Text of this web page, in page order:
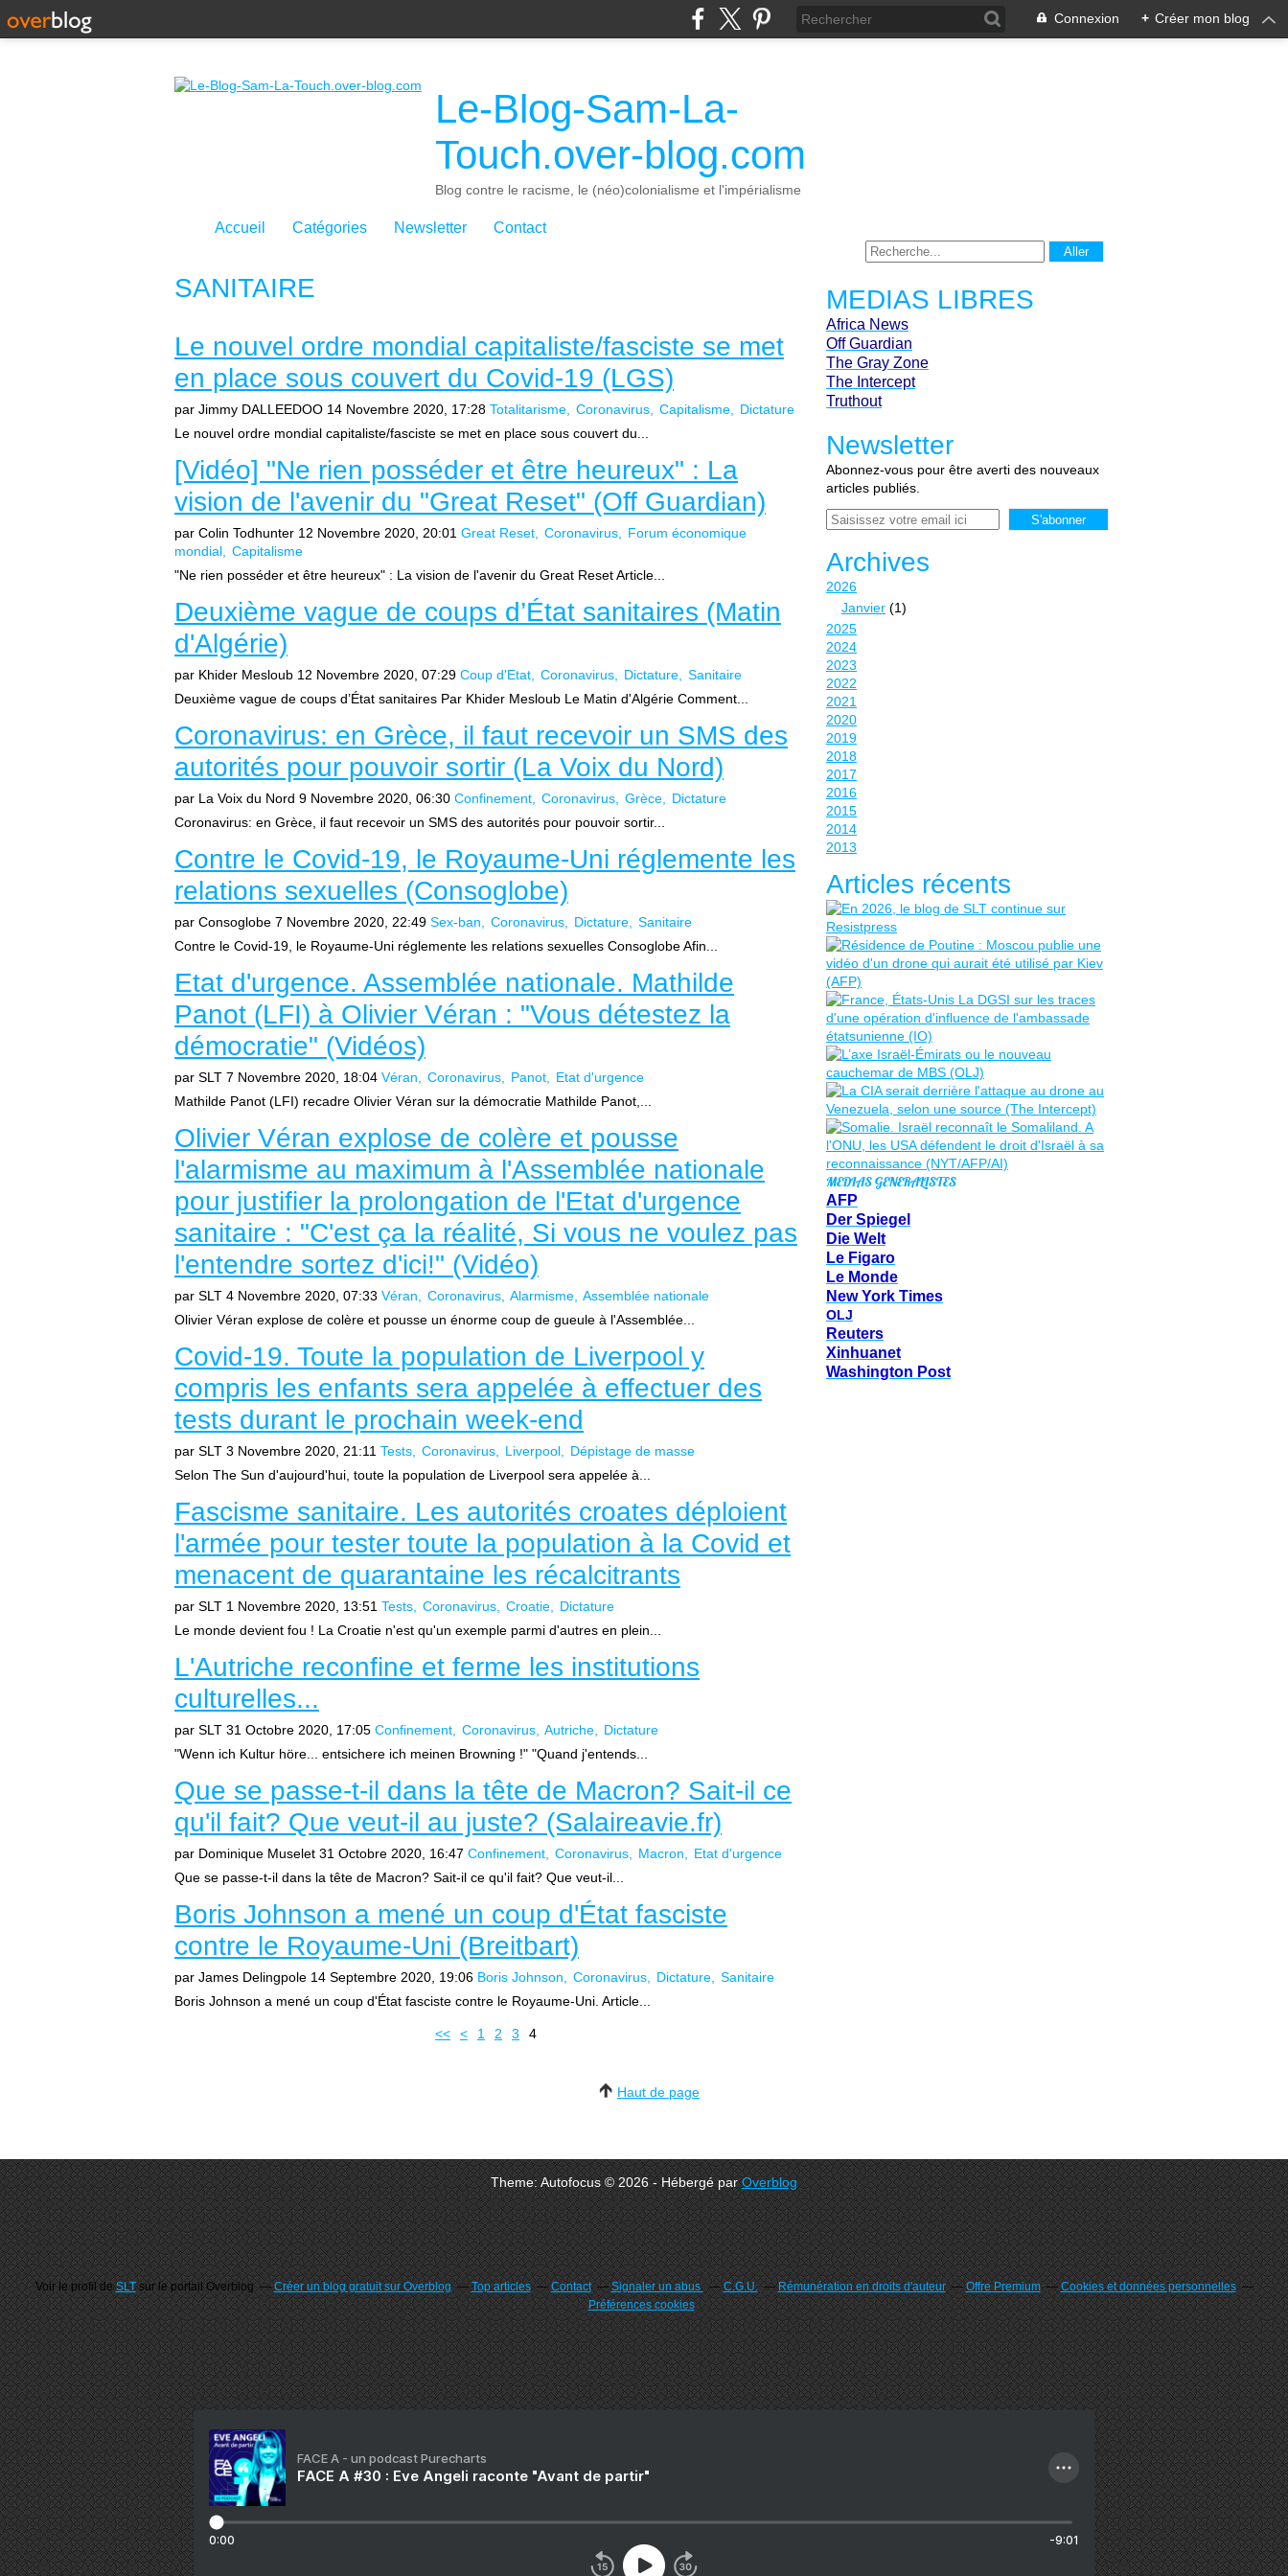
Connexion + Créer mon blog
Le-Blog-Sam-La-
Touch.over-blog.com
Blog contre le racisme, le (néo)colonialisme et l'impérialisme
Accueil Catégories Newsletter Contact
SANITAIRE
Le nouvel ordre mondial capitaliste/fasciste se met
en place sous couvert du Covid-19 (LGS)
par Jimmy DALLEEDOO 14 Novembre 2020, 17:28 Totalitarisme Coronavirus Capitalisme
Dictature
Le nouvel ordre mondial capitaliste/fasciste se met en place sous couvert du...
[Vidéo] "Ne rien posséder et être heureux" : La
vision de l'avenir du "Great Reset" (Off Guardian)
par Colin Todhunter 12 Novembre 2020, 20:01 Great Reset Coronavirus
Forum économique
mondial
Capitalisme
"Ne rien posséder et être heureux" : La vision de l'avenir du Great Reset Article...
Deuxième vague de coups d’État sanitaires (Matin
d'Algérie)
par Khider Mesloub 12 Novembre 2020, 07:29 Coup d'Etat Coronavirus Dictature
Sanitaire
Deuxième vague de coups d’État sanitaires Par Khider Mesloub Le Matin d'Algérie Comment...
Coronavirus: en Grèce, il faut recevoir un SMS des
autorités pour pouvoir sortir (La Voix du Nord)
par La Voix du Nord 9 Novembre 2020, 06:30 Confinement Coronavirus Grèce
Dictature
Coronavirus: en Grèce, il faut recevoir un SMS des autorités pour pouvoir sortir...
Contre le Covid-19, le Royaume-Uni réglemente les
relations sexuelles (Consoglobe)
par Consoglobe 7 Novembre 2020, 22:49 Sex-ban Coronavirus Dictature
Sanitaire
Contre le Covid-19, le Royaume-Uni réglemente les relations sexuelles Consoglobe Afin...
Etat d'urgence. Assemblée nationale. Mathilde
Panot (LFI) à Olivier Véran : "Vous détestez la
démocratie" (Vidéos)
par SLT 7 Novembre 2020, 18:04 Véran Coronavirus Panot
Etat d'urgence
Mathilde Panot (LFI) recadre Olivier Véran sur la démocratie Mathilde Panot,...
Olivier Véran explose de colère et pousse
l'alarmisme au maximum à l'Assemblée nationale
pour justifier la prolongation de l'Etat d'urgence
sanitaire : "C'est ça la réalité, Si vous ne voulez pas
l'entendre sortez d'ici!" (Vidéo)
par SLT 4 Novembre 2020, 07:33 Véran Coronavirus Alarmisme Assemblée nationale
Olivier Véran explose de colère et pousse un énorme coup de gueule à l'Assemblée...
Covid-19. Toute la population de Liverpool y
compris les enfants sera appelée à effectuer des
tests durant le prochain week-end
par SLT 3 Novembre 2020, 21:11 Tests Coronavirus Liverpool
Dépistage de masse
Selon The Sun d'aujourd'hui, toute la population de Liverpool sera appelée à...
Fascisme sanitaire. Les autorités croates déploient
l'armée pour tester toute la population à la Covid et
menacent de quarantaine les récalcitrants
par SLT 1 Novembre 2020, 13:51 Tests Coronavirus Croatie
Dictature
Le monde devient fou ! La Croatie n'est qu'un exemple parmi d'autres en plein...
L'Autriche reconfine et ferme les institutions
culturelles...
par SLT 31 Octobre 2020, 17:05 Confinement Coronavirus Autriche
Dictature
"Wenn ich Kultur höre... entsichere ich meinen Browning !" "Quand j'entends...
Que se passe-t-il dans la tête de Macron? Sait-il ce
qu'il fait? Que veut-il au juste? (Salaireavie.fr)
par Dominique Muselet 31 Octobre 2020, 16:47 Confinement Coronavirus Macron
Etat d'urgence
Que se passe-t-il dans la tête de Macron? Sait-il ce qu'il fait? Que veut-il...
Boris Johnson a mené un coup d'État fasciste
contre le Royaume-Uni (Breitbart)
par James Delingpole 14 Septembre 2020, 19:06 Boris Johnson Coronavirus Dictature
Sanitaire
Boris Johnson a mené un coup d'État fasciste contre le Royaume-Uni. Article...
<< < 1 2 3 4
MEDIAS LIBRES
Africa News
Off Guardian
The Gray Zone
The Intercept
Truthout
Newsletter
Abonnez-vous pour être averti des nouveaux
articles publiés.
Email
Archives
2026
Janvier (1)
2025
2024
2023
2022
2021
2020
2019
2018
2017
2016
2015
2014
2013
Articles récents
MEDIAS GENERALISTES
AFP
Der Spiegel
Die Welt
Le Figaro
Le Monde
New York Times
OLJ
Reuters
Xinhuanet
Washington Post
Haut de page
Theme: Autofocus © 2026 - Hébergé parOverblog
Voir le profil deSLTsur le portail Overblog Créer un blog gratuit sur Overblog Top articles Contact Signaler un abus C.G.U. Rémunération en droits d'auteur Offre Premium
Cookies et données personnelles
Préférences cookies
FACE A - un podcast Purecharts
FACE A #30 : Eve Angeli raconte "Avant de partir"
0:00 -9:01